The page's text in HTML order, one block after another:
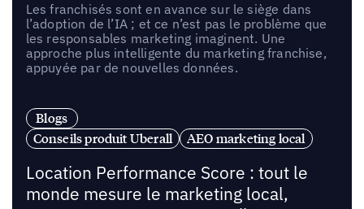
Les franchisés sont en avance sur le siège dans
l’adoption de l’IA ; et ce n’est pas le problème que
les responsables marketing imaginent. Une
approche plus intelligente du marketing franchise,
appuyée par de nouvelles données.
Blogs
Conseils produit Uberall
AEO marketing local
Location Performance Score : tout le
monde mesure le marketing local,